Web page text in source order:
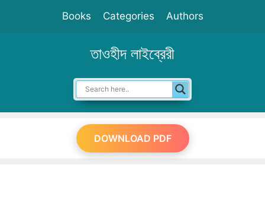
Books Categories Authors
তাওহীদ লাইব্রেরী
DOWNLOAD PDF